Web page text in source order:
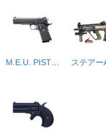
M.E.U. PISTOL